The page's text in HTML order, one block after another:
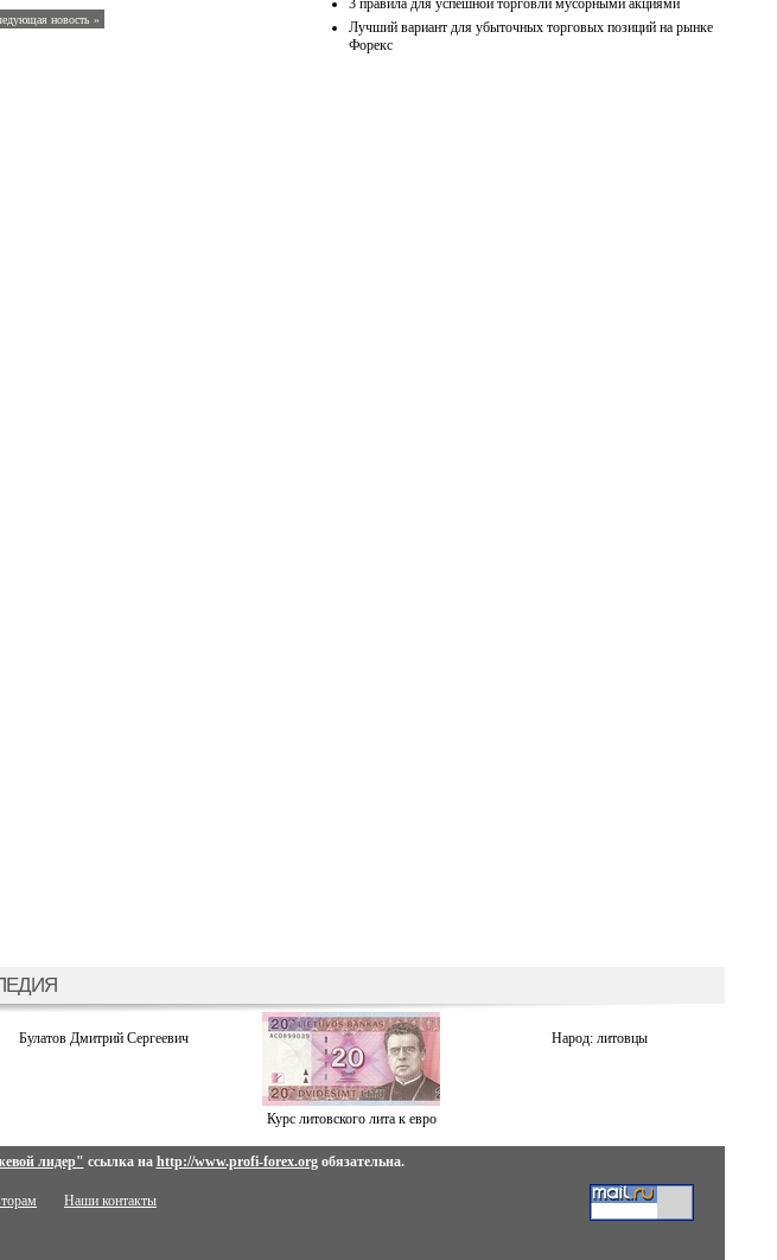
новость »
Лучший вариант для убыточных торговых позиций на рынке
Форекс
Булатов Дмитрий Сергеевич
Курс литовского лита к евро
Народ: литовцы
лидер" ссылка на http://www.profi-forex.orgобязательна.
Наши контакты